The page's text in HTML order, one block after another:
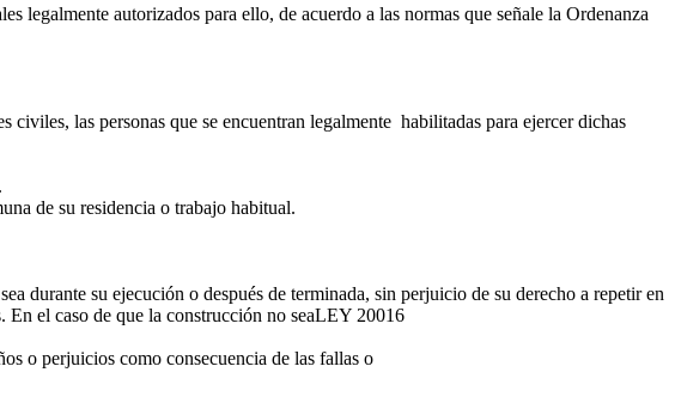
legalmente autorizados para ello, de acuerdo a las normas que señale la Ordenanza
las personas que se encuentran legalmente habilitadas para ejercer dichas
de su residencia o trabajo habitual.
durante su ejecución o después de terminada, sin perjuicio de su derecho a repetir en
el caso de que la construcción no seaLEY 20016
o perjuicios como consecuencia de las fallas o